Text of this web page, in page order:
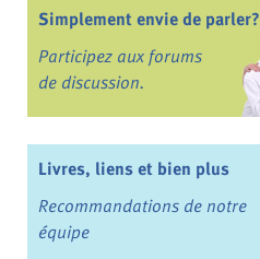
Simplement envie de parler?
Participez aux forums
de discussion.
Livres, liens et bien plus
Recommandations de notre
équipe